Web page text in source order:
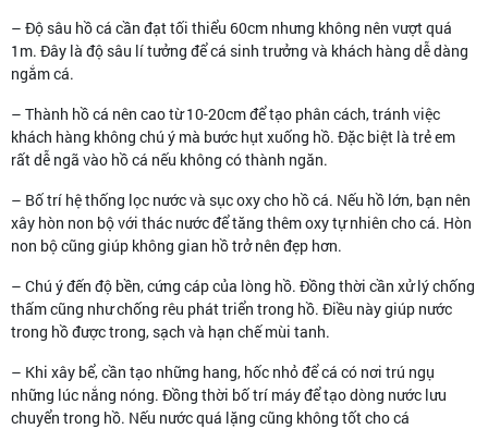
– Độ sâu hồ cá cần đạt tối thiểu 60cm nhưng không nên vượt quá
1m. Đây là độ sâu lí tưởng để cá sinh trưởng và khách hàng dễ dàng
ngắm cá.
– Thành hồ cá nên cao từ 10-20cm để tạo phân cách, tránh việc
khách hàng không chú ý mà bước hụt xuống hồ. Đặc biệt là trẻ em
rất dễ ngã vào hồ cá nếu không có thành ngăn.
– Bố trí hệ thống lọc nước và sục oxy cho hồ cá. Nếu hồ lớn, bạn nên
xây hòn non bộ với thác nước để tăng thêm oxy tự nhiên cho cá. Hòn
non bộ cũng giúp không gian hồ trở nên đẹp hơn.
– Chú ý đến độ bền, cứng cáp của lòng hồ. Đồng thời cần xử lý chống
thấm cũng như chống rêu phát triển trong hồ. Điều này giúp nước
trong hồ được trong, sạch và hạn chế mùi tanh.
– Khi xây bể, cần tạo những hang, hốc nhỏ để cá có nơi trú ngụ
những lúc nắng nóng. Đồng thời bố trí máy để tạo dòng nước lưu
chuyển trong hồ. Nếu nước quá lặng cũng không tốt cho cá